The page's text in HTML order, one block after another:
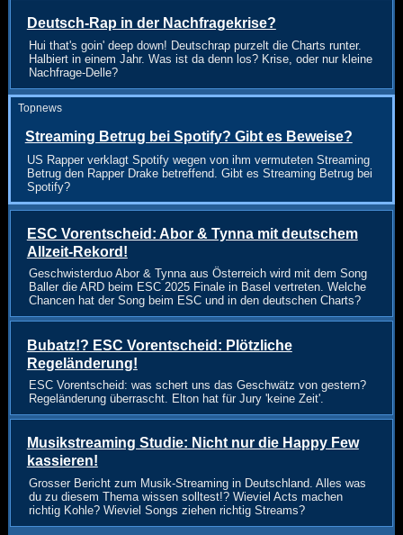
Deutsch-Rap in der Nachfragekrise?
Hui that's goin' deep down! Deutschrap purzelt die Charts runter.
Halbiert in einem Jahr. Was ist da denn los? Krise, oder nur kleine
Nachfrage-Delle?
Topnews
Streaming Betrug bei Spotify? Gibt es Beweise?
US Rapper verklagt Spotify wegen von ihm vermuteten Streaming
Betrug den Rapper Drake betreffend. Gibt es Streaming Betrug bei
Spotify?
ESC Vorentscheid: Abor & Tynna mit deutschem
Allzeit-Rekord!
Geschwisterduo Abor & Tynna aus Österreich wird mit dem Song
Baller die ARD beim ESC 2025 Finale in Basel vertreten. Welche
Chancen hat der Song beim ESC und in den deutschen Charts?
Bubatz!? ESC Vorentscheid: Plötzliche
Regeländerung!
ESC Vorentscheid: was schert uns das Geschwätz von gestern?
Regeländerung überrascht. Elton hat für Jury 'keine Zeit'.
Musikstreaming Studie: Nicht nur die Happy Few
kassieren!
Grosser Bericht zum Musik-Streaming in Deutschland. Alles was
du zu diesem Thema wissen solltest!? Wieviel Acts machen
richtig Kohle? Wieviel Songs ziehen richtig Streams?